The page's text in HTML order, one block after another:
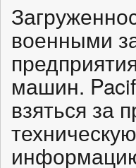
военными
машин.
взяться за